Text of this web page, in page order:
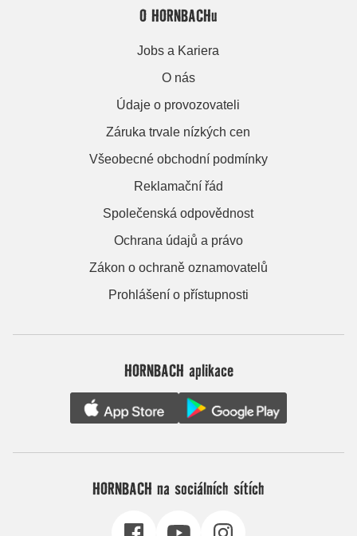
O HORNBACHu
Jobs a Kariera
O nás
Údaje o provozovateli
Záruka trvale nízkých cen
Všeobecné obchodní podmínky
Reklamační řád
Společenská odpovědnost
Ochrana údajů a právo
Zákon o ochraně oznamovatelů
Prohlášení o přístupnosti
HORNBACH aplikace
HORNBACH na sociálních sítích